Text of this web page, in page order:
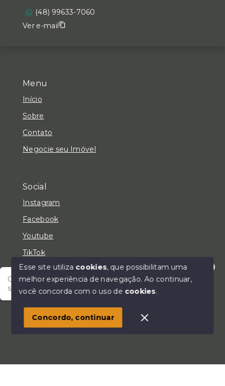
Olá! Fale com um de nossos corretores e encontre
seu lar!
Menu
Início
Sobre
Contato
Negocie seu Imóvel
Social
Instagram
Facebook
Youtube
TikTok
© Copyright 2026 - LC Negócios Imobiliários - Todos
SITE PARA IMOBILIARIA
(48) 99633-7060
Ver e-mail
Esse site utiliza cookies, que possibilitam uma
melhor experiência de navegação.Ao continuar,
você concorda com o uso de cookies.
Concordo, continuar